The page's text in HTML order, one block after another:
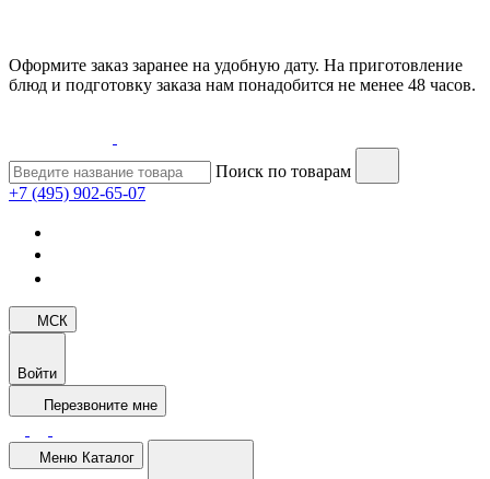
Оформите заказ заранее на удобную дату. На приготовление
блюд и подготовку заказа нам понадобится не менее 48 часов.
Поиск по товарам
+7 (495) 902-65-07
МСК
Войти
Перезвоните мне
Меню Каталог